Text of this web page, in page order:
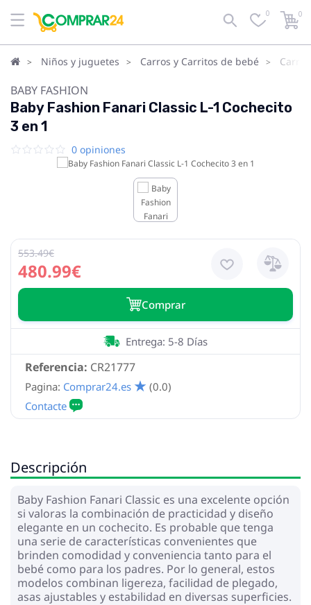
0 0
Niños y juguetes Carros y Carritos de bebé
BABY FASHION
Baby Fashion Fanari Classic L-1 Cochecito
3 en 1
0 opiniones
480.99€
553.49€
Сomprar
Referencia: CR21777
Entrega: 5-8 Días
Pagina: Comprar24.es (0.0)
Descripción
Baby Fashion Fanari Classic es una excelente opción
si valoras la combinación de practicidad y diseño
elegante en un cochecito. Es probable que tenga
una serie de características convenientes que
brinden comodidad y conveniencia tanto para el
bebé como para los padres. Por lo general, estos
modelos combinan ligereza, facilidad de plegado,
asas ajustables y estabilidad en diversas superficies.